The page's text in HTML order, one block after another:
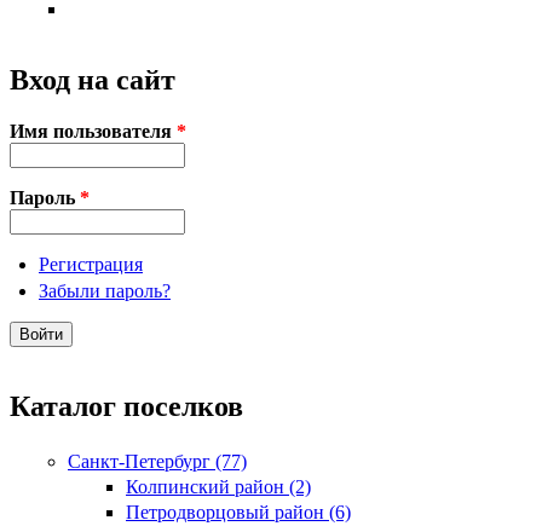
Вход на сайт
Имя пользователя *
Пароль *
Регистрация
Забыли пароль?
Каталог поселков
Санкт-Петербург (77)
Колпинский район (2)
Петродворцовый район (6)